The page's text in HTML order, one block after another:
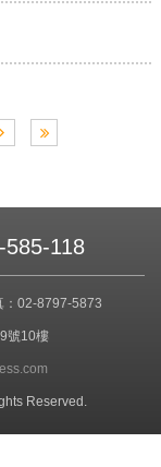
585-118
：02-8797-5873
號10樓
Reserved.